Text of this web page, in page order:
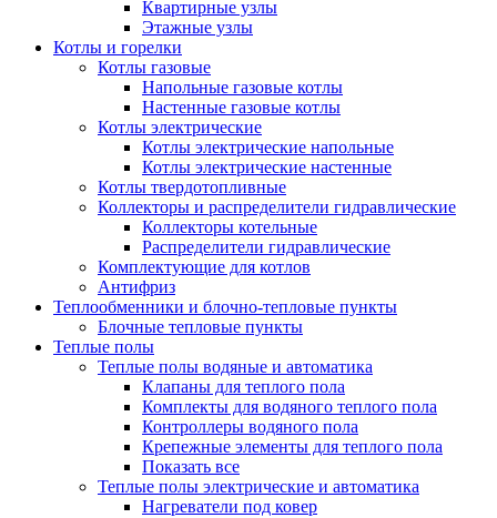
Квартирные узлы
Этажные узлы
Котлы и горелки
Котлы газовые
Напольные газовые котлы
Настенные газовые котлы
Котлы электрические
Котлы электрические напольные
Котлы электрические настенные
Котлы твердотопливные
Коллекторы и распределители гидравлические
Коллекторы котельные
Распределители гидравлические
Комплектующие для котлов
Антифриз
Теплообменники и блочно-тепловые пункты
Блочные тепловые пункты
Теплые полы
Теплые полы водяные и автоматика
Клапаны для теплого пола
Комплекты для водяного теплого пола
Контроллеры водяного пола
Крепежные элементы для теплого пола
Показать все
Теплые полы электрические и автоматика
Нагреватели под ковер